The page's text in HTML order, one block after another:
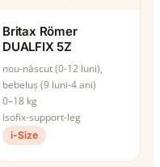
Britax Römer
DUALFIX 5Z
nou-născut (0-12 luni),
bebeluș (9 luni-4 ani)
0–18 kg
isofix-support-leg
i-Size